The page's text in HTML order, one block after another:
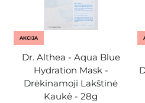
AKCIJA
Dr. Althea - Aqua Blue
Hydration Mask -
Drėkinamoji Lakštinė
Kaukė - 28g